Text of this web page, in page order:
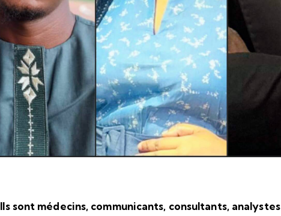
Ils sont médecins, communicants, consultants, analystes